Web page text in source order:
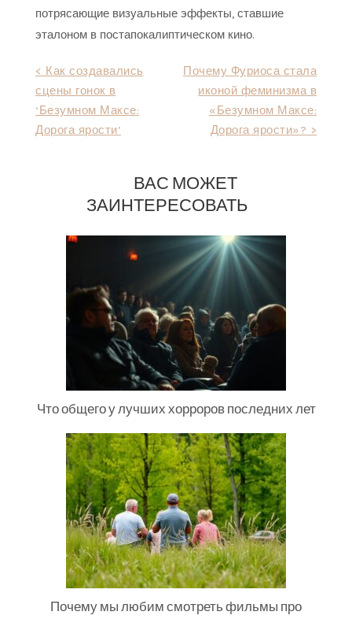
потрясающие визуальные эффекты, ставшие
эталоном в постапокалиптическом кино.
Навигация
записям
< Как создавались
сцены гонок в
‘Безумном Максе:
Дорога ярости’
Почему Фуриоса стала
иконой феминизма в
«Безумном Максе:
Дорога ярости»? >
ВАС МОЖЕТ
ЗАИНТЕРЕСОВАТЬ
Что общего у лучших хорроров последних лет
Почему мы любим смотреть фильмы про